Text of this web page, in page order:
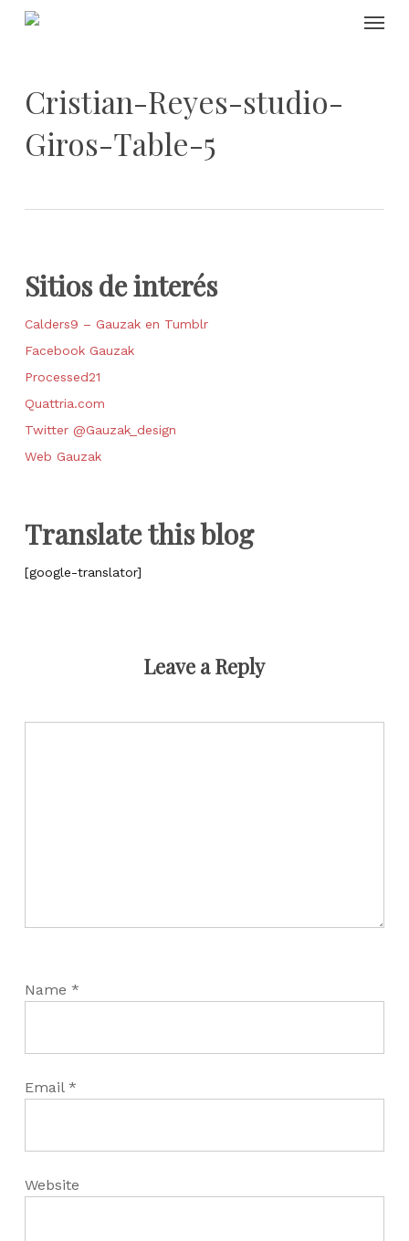
Skip
Cristian-Reyes-studio-
Giros-Table-5
Sitios de interés
Calders9 – Gauzak en Tumblr
Facebook Gauzak
Processed21
Quattria.com
Twitter @Gauzak_design
Web Gauzak
Translate this blog
[google-translator]
Leave a Reply
Name *
Email *
Website